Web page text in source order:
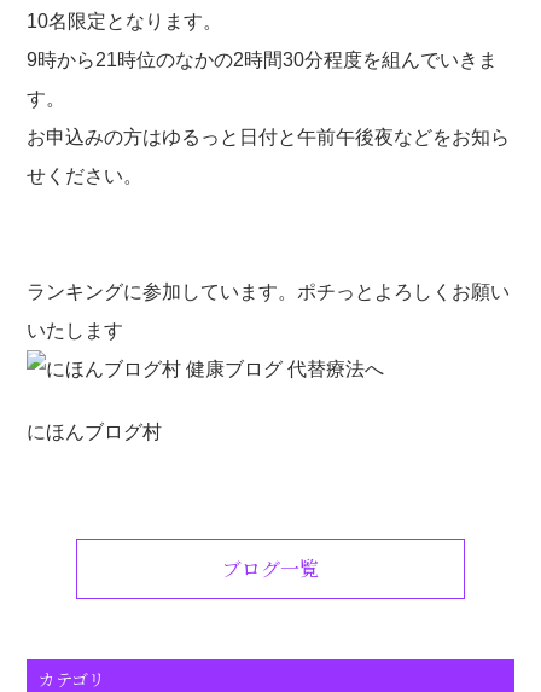
10名限定となります。
9時から21時位のなかの2時間30分程度を組んでいきま
す。
お申込みの方はゆるっと日付と午前午後夜などをお知ら
せください。
ランキングに参加しています。ポチっとよろしくお願い
いたします
にほんブログ村
ブログ一覧
カテゴリ